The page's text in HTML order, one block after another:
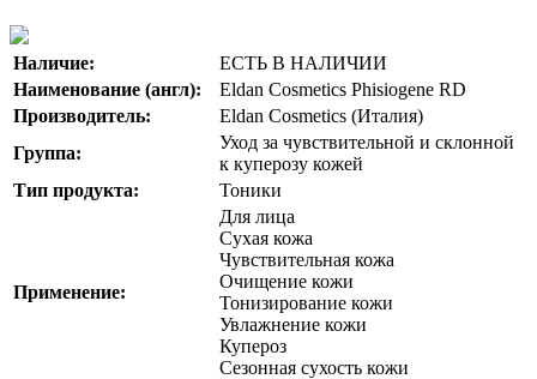
Наличие:
ЕСТЬ В НАЛИЧИИ
Наименование (англ):
Eldan Cosmetics Phisiogene RD
Производитель:
Eldan Cosmetics (Италия)
Группа:
Уход за чувствительной и склонной
к куперозу кожей
Тип продукта:
Тоники
Применение:
Для лица
Сухая кожа
Чувствительная кожа
Очищение кожи
Тонизирование кожи
Увлажнение кожи
Купероз
Сезонная сухость кожи